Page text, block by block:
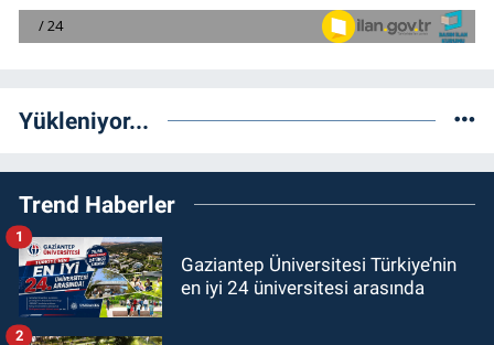
Yükleniyor...
Trend Haberler
Gaziantep Üniversitesi Türkiye’nin
en iyi 24 üniversitesi arasında
1
2